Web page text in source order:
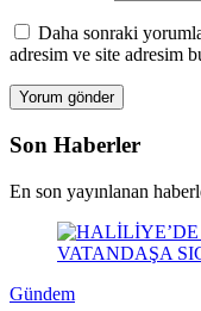
Daha sonraki
adresim ve site adresim
Son Haberler
En son yayınlanan
Gündem